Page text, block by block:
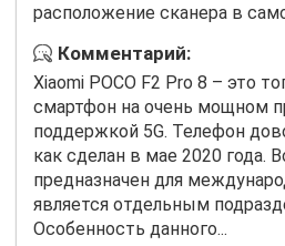
расположение сканера в
Комментарий:
Xiaomi POCO F2 Pro 8 – это
смартфон на очень мощном
поддержкой 5G. Телефон
как сделан в мае 2020 года.
предназначен для
является отдельным
Особенность данного...